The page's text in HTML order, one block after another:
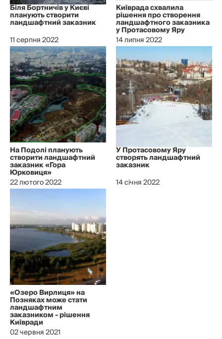
Біля Бортничів у Києві
планують створити
ландшафтний заказник
11 серпня 2022
Київрада схвалила
рішення про створення
ландшафтного заказника
у Протасовому Яру
14 липня 2022
На Подолі планують
створити ландшафтний
заказник «Гора
Юрковиця»
22 лютого 2022
У Протасовому Яру
створять ландшафтний
заказник
14 січня 2022
«Озеро Вирлиця» на
Позняках може стати
ландшафтним
заказником - рішення
Київради
02 червня 2021